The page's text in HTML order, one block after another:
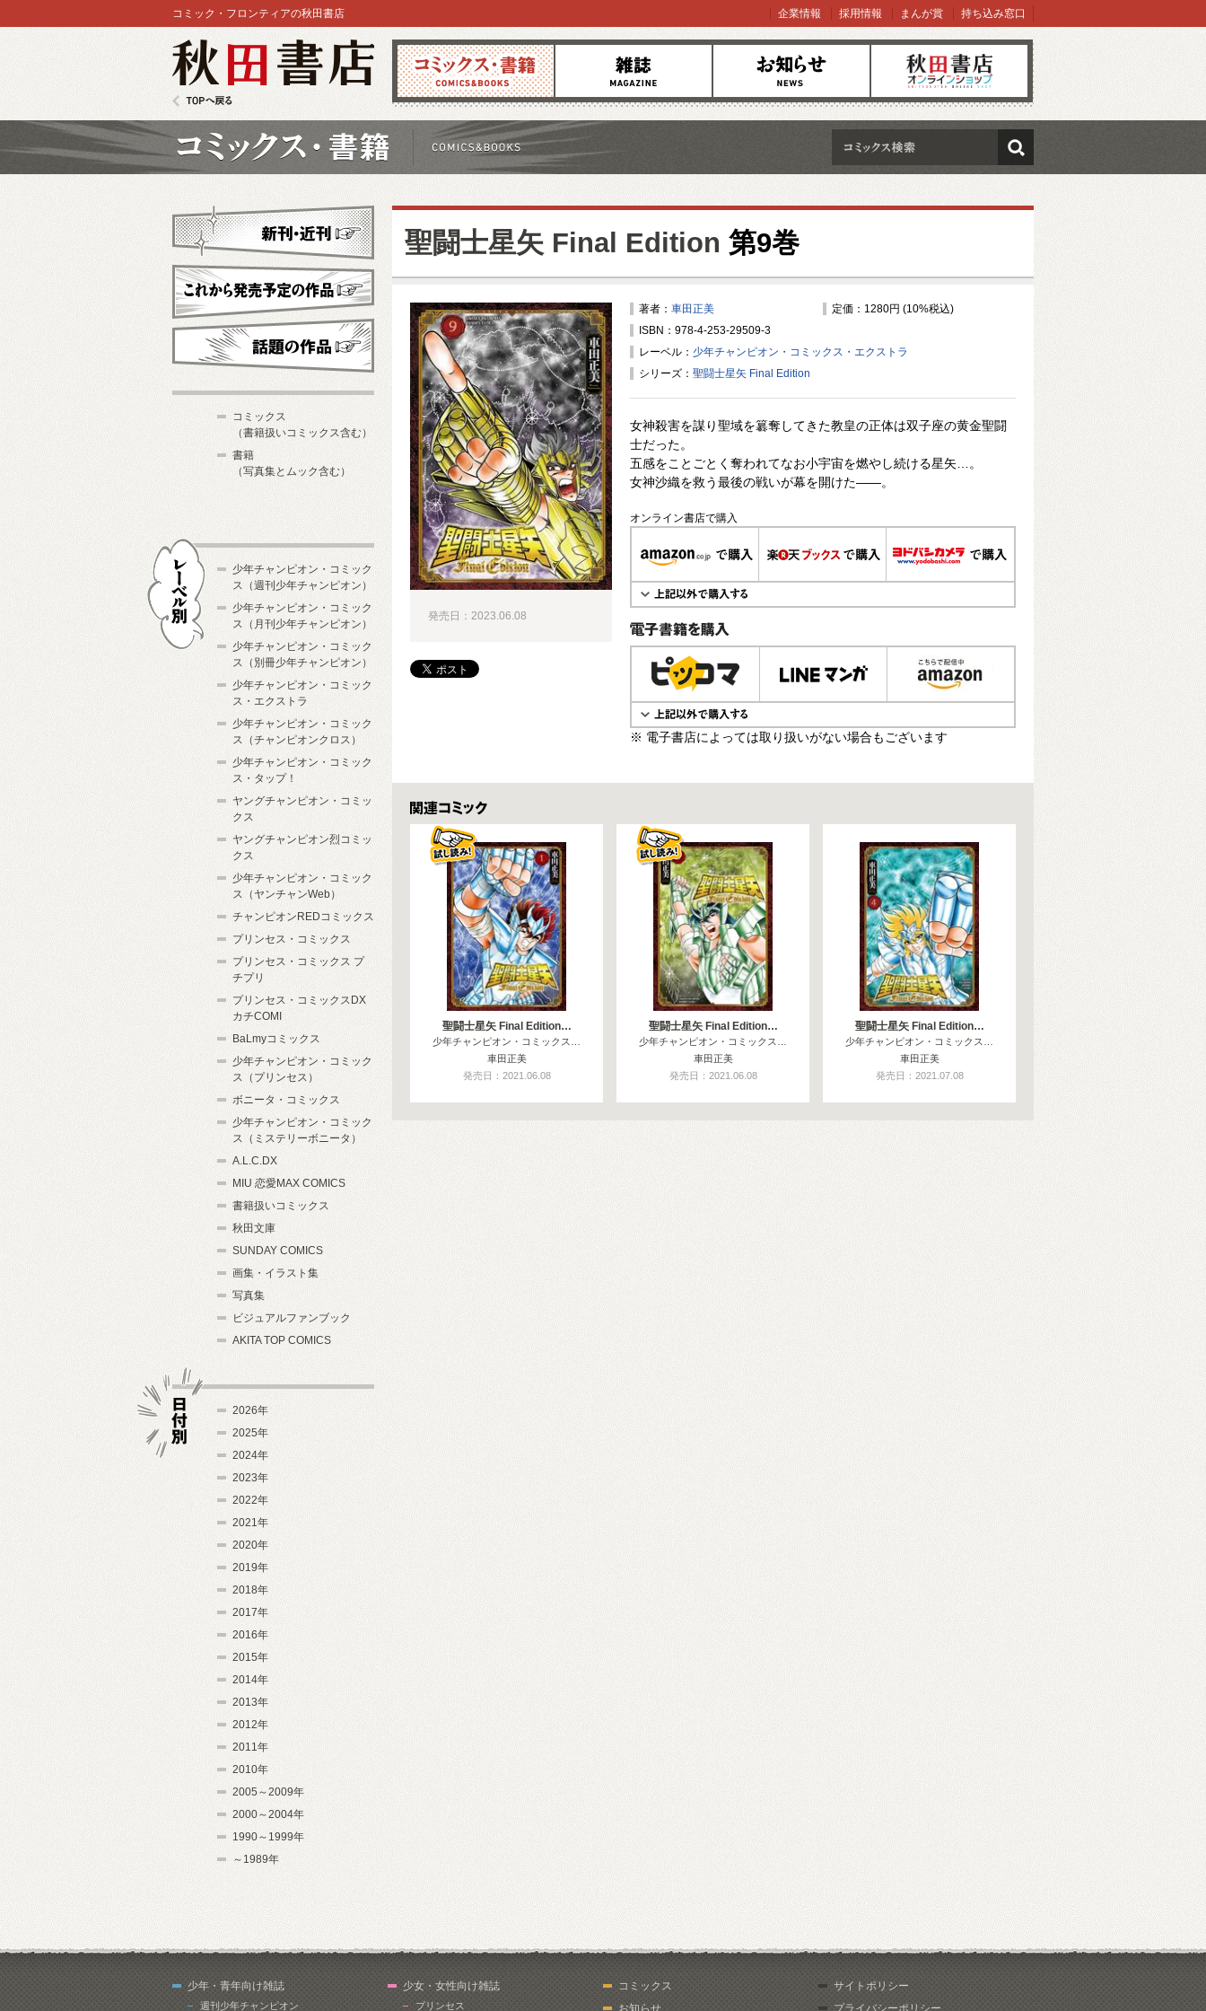
コミックス 雑誌 お知らせ オンラインショップ
コミック・フロンティアの秋田書店 企業情報 採用情報 まんが賞 持ち込み窓口
検索
聖闘士星矢 Final Edition 第9巻
著者： 車田正美
定価：1280円 (10%税込)
ISBN：978-4-253-29509-3
レーベル： 少年チャンピオン・コミックス・エクストラ
シリーズ： 聖闘士星矢 Final Edition
女神殺害を謀り聖域を簒奪してきた教皇の正体は双子座の黄金聖闘
士だった。
五感をことごとく奪われてなお小宇宙を燃やし続ける星矢…。
女神沙織を救う最後の戦いが幕を開けた――。
オンライン書店で購入
電子書籍で購入
※ 電子書店によっては取り扱いがない場合もございます
発売日：2023.06.08
関連コミックス
聖闘士星矢 Final Edition…
少年チャンピオン・コミックス…
車田正美
発売日：2021.06.08
聖闘士星矢 Final Edition…
少年チャンピオン・コミックス…
車田正美
発売日：2021.06.08
聖闘士星矢 Final Edition…
少年チャンピオン・コミックス…
車田正美
発売日：2021.07.08
新刊・近刊
これから発売予定
コミックス
（書籍扱いコミックス含む）
書籍
（写真集とムック含む）
少年チャンピオン・コミック
ス（週刊少年チャンピオン）
少年チャンピオン・コミック
ス（月刊少年チャンピオン）
少年チャンピオン・コミック
ス（別冊少年チャンピオン）
少年チャンピオン・コミック
ス・エクストラ
少年チャンピオン・コミック
ス（チャンピオンクロス）
少年チャンピオン・コミック
ス・タップ！
ヤングチャンピオン・コミッ
クス
ヤングチャンピオン烈コミッ
クス
少年チャンピオン・コミック
ス（ヤンチャンWeb）
チャンピオンREDコミックス
プリンセス・コミックス
プリンセス・コミックス プ
チプリ
プリンセス・コミックスDX
カチCOMI
BaLmyコミックス
少年チャンピオン・コミック
ス（プリンセス）
ボニータ・コミックス
少年チャンピオン・コミック
ス（ミステリーボニータ）
A.L.C.DX
MIU 恋愛MAX COMICS
書籍扱いコミックス
秋田文庫
SUNDAY COMICS
画集・イラスト集
写真集
ビジュアルファンブック
AKITA TOP COMICS
2026年
2025年
2024年
2023年
2022年
2021年
2020年
2019年
2018年
2017年
2016年
2015年
2014年
2013年
2012年
2011年
2010年
2005～2009年
2000～2004年
1990～1999年
～1989年
少年・青年向け雑誌
週刊少年チャンピオン
少女・女性向け雑誌
プリンセス
コミックス
お知らせ
サイトポリシー
プライバシーポリシー